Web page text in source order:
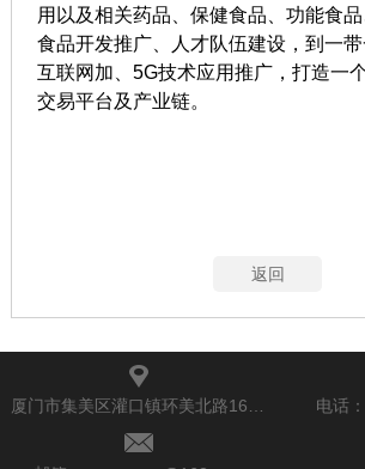
用以及相关药品、保健食品、功能食
食品开发推广、人才队伍建设，到一带
互联网加、5G技术应用推广，打造一
交易平台及产业链。
返回
电话